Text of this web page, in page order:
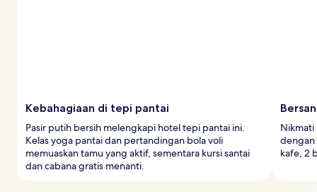
Kebahagiaan di tepi pantai
Pasir putih bersih melengkapi hotel tepi pantai ini.
Kelas yoga pantai dan pertandingan bola voli
memuaskan tamu yang aktif, sementara kursi santai
dan cabana gratis menanti.
Nikmati
dengan
kafe, 2